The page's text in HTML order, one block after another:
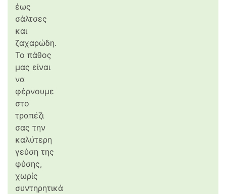
έως
σάλτσες
και
ζαχαρώδη.
Το πάθος
μας είναι
να
φέρνουμε
στο
τραπέζι
σας την
καλύτερη
γεύση της
φύσης,
χωρίς
συντηρητικά